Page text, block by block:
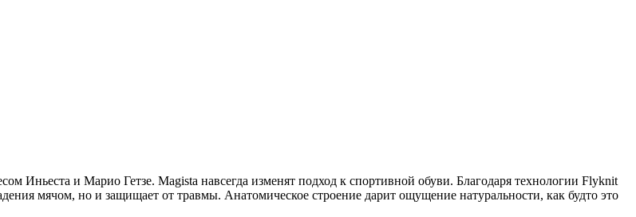
Иньеста и Марио Гетзе. Magista навсегда изменят подход к спортивной обуви. Благодаря технологии Flyknit
мячом, но и защищает от травмы. Анатомическое строение дарит ощущение натуральности, как будто это